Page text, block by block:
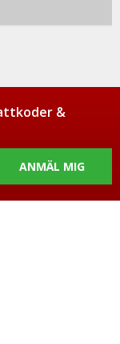
&
ANMÄL MIG